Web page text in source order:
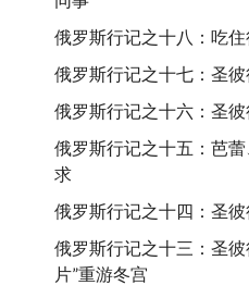
俄罗斯行记之十八：吃
俄罗斯行记之十七：圣彼
俄罗斯行记之十六：圣
俄罗斯行记之十五：芭
求
俄罗斯行记之十四：圣
俄罗斯行记之十三：圣彼
片”重游冬宫